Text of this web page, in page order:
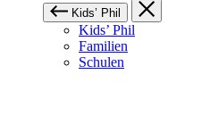
Kids’ Phil
Kids’ Phil
Familien
Schulen